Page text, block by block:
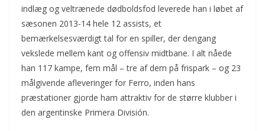
indlæg og veltrænede dødboldsfod leverede han i løbet af
sæsonen 2013-14 hele 12 assists, et
bemærkelsesværdigt tal for en spiller, der dengang
vekslede mellem kant og offensiv midtbane. I alt nåede
han 117 kampe, fem mål – tre af dem på frispark – og 23
målgivende afleveringer for Ferro, inden hans
præstationer gjorde ham attraktiv for de større klubber i
den argentinske Primera División.